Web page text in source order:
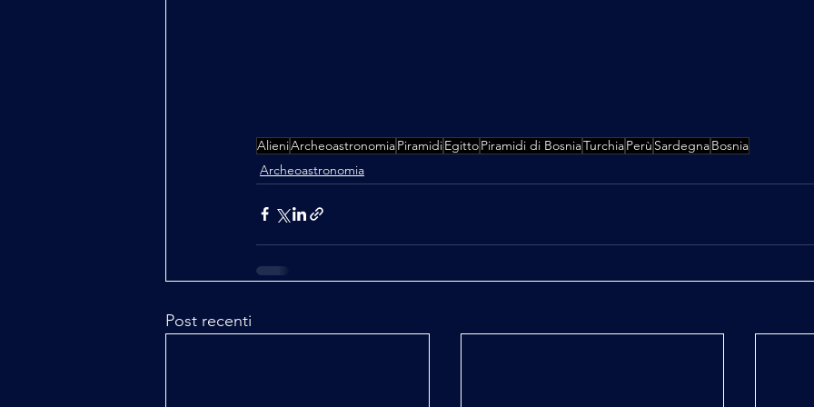
AlieniArcheoastronomiaPiramidiEgittoPiramidi di BosniaTurchiaPerù SardegnaBosnia
Archeoastronomia
Post recenti